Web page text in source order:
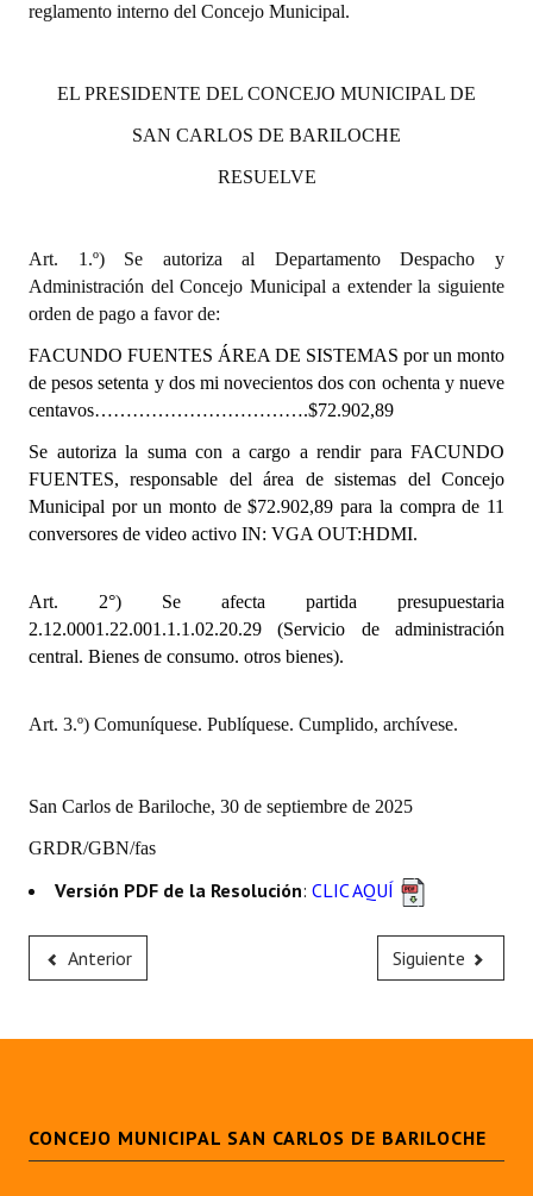
NORMATIVA
Comunicaciones
Resoluciones de Presidencia
INSTITUCIONAL
Antiguos Pobladores
Noticias Destacadas
Registros y Distinciones
Datos Históricos
Premio al Mérito - Registro
Audiencias Públicas - Registro
Periodistas Decanos - Registro
Huéspedes de Honor - Registro
Antiguos Pobladores - Registro
Reconocimientos - Registro
REFORMA DE LA CARTA ORGÁNICA
reglamento interno del Concejo Municipal.
EL PRESIDENTE DEL CONCEJO MUNICIPAL DE
SAN CARLOS DE BARILOCHE
RESUELVE
Art. 1.º) Se autoriza al Departamento Despacho y
Administración del Concejo Municipal a extender la siguiente
orden de pago a favor de:
FACUNDO FUENTES ÁREA DE SISTEMAS por un monto
de pesos setenta y dos mi novecientos dos con ochenta y nueve
centavos…………………………….$72.902,89
Se autoriza la suma con a cargo a rendir para FACUNDO
FUENTES, responsable del área de sistemas del Concejo
Municipal por un monto de $72.902,89 para la compra de 11
conversores de video activo IN: VGA OUT:HDMI.
Art. 2°) Se afecta partida presupuestaria
2.12.0001.22.001.1.1.02.20.29 (Servicio de administración
central. Bienes de consumo. otros bienes).
Art. 3.º) Comuníquese. Publíquese. Cumplido, archívese.
San Carlos de Bariloche, 30 de septiembre de 2025
GRDR/GBN/fas
Versión PDF de la Resolución: CLIC AQUÍ
Anterior Siguiente
CONCEJO MUNICIPAL SAN CARLOS DE BARILOCHE